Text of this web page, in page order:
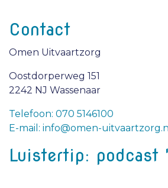
Contact
Omen Uitvaartzorg
Oostdorperweg 151
2242 NJ Wassenaar
Telefoon: 070 5146100
E-mail: info@omen-uitvaartzorg.nl
Luistertip: podcast